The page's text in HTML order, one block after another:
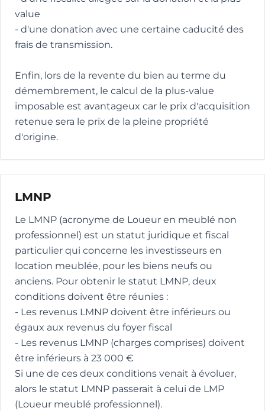
value
- d'une donation avec une certaine caducité des
frais de transmission.
Enfin, lors de la revente du bien au terme du
démembrement, le calcul de la plus-value
imposable est avantageux car le prix d'acquisition
retenue sera le prix de la pleine propriété
d'origine.
LMNP
Le LMNP (acronyme de Loueur en meublé non
professionnel) est un statut juridique et fiscal
particulier qui concerne les investisseurs en
location meublée, pour les biens neufs ou
anciens. Pour obtenir le statut LMNP, deux
conditions doivent être réunies :
- Les revenus LMNP doivent être inférieurs ou
égaux aux revenus du foyer fiscal
- Les revenus LMNP (charges comprises) doivent
être inférieurs à 23 000 €
Si une de ces deux conditions venait à évoluer,
alors le statut LMNP passerait à celui de LMP
(Loueur meublé professionnel).